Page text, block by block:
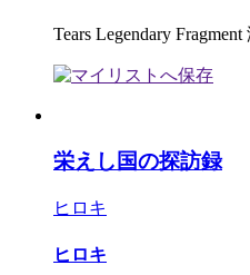
Tears Legendary
栄えし国の探訪録
ヒロキ
ヒロキ